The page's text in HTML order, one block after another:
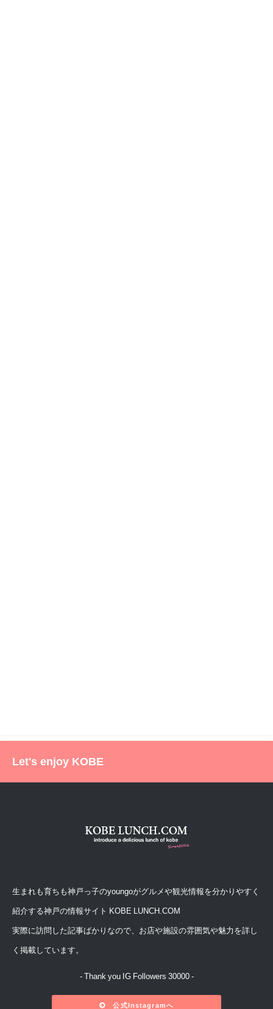
Let's enjoy KOBE
生まれも育ちも神戸っ子のyoungoがグルメや観光情報を分かりやすく
紹介する神戸の情報サイト KOBE LUNCH.COM
実際に訪問した記事ばかりなので、お店や施設の雰囲気や魅力を詳し
く掲載しています。
- Thank you IG Followers 30000 -
公式Instagramへ